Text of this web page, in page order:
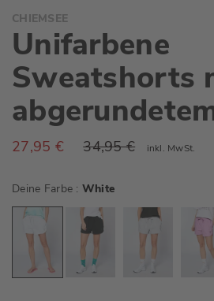
Anfang
der
Bildgalerie
springen
CHIEMSEE
Unifarbene
Sweatshorts
27,95 € 34,95 € inkl. MwSt.
Deine Farbe White